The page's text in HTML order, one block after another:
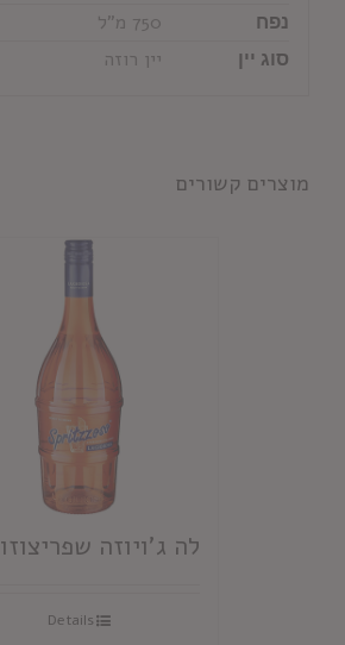
נפח
750 מ"ל
סוג יין
יין רוזה
מוצרים קשורים
לה ג'ויוזה שפריצוזו
Details